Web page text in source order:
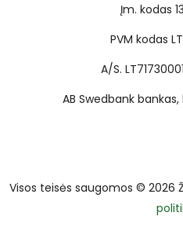
Įm. kodas
PVM kodas
A/S.
AB Swedbank
Visos teisės saugomos © 2026